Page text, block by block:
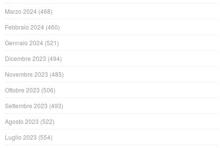
Marzo 2024 (468)
Febbraio 2024 (460)
Gennaio 2024 (521)
Dicembre 2023 (494)
Novembre 2023 (485)
Ottobre 2023 (506)
Settembre 2023 (493)
Agosto 2023 (522)
Luglio 2023 (554)